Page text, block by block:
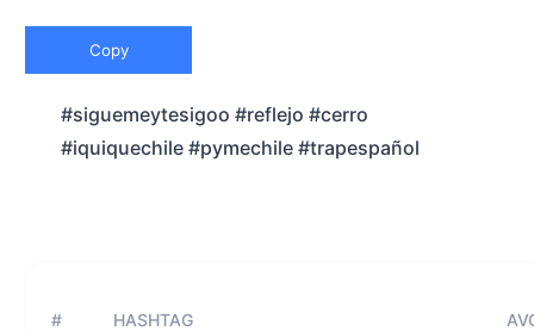
Copy
#siguemeytesigoo #reflejo #cerro
#iquiquechile #pymechile #trapespañol
# HASHTAG